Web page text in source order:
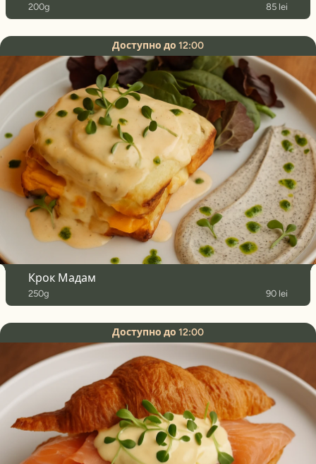
200g 85 lei
Доступно до 12:00
Крок Мадам
250g 90 lei
Доступно до 12:00